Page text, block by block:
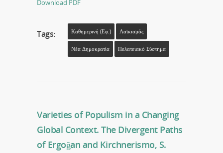
Download PDF
Tags: Καθημερινή (εφ.) Λαϊκισμός
Νέα Δημοκρατία Πελατειακό Σύστημα
Varieties of Populism in a Changing
Global Context. The Divergent Paths
of Ergoğan and Kirchnerismo, S.